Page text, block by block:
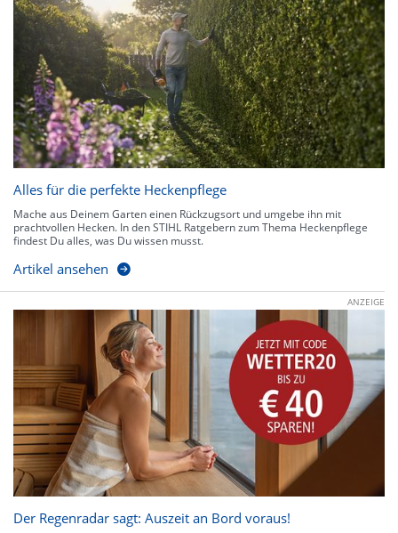
Alles für die perfekte Heckenpflege
Mache aus Deinem Garten einen Rückzugsort und umgebe ihn mit
prachtvollen Hecken. In den STIHL Ratgebern zum Thema Heckenpflege
findest Du alles, was Du wissen musst.
Artikel ansehen
ANZEIGE
Der Regenradar sagt: Auszeit an Bord voraus!